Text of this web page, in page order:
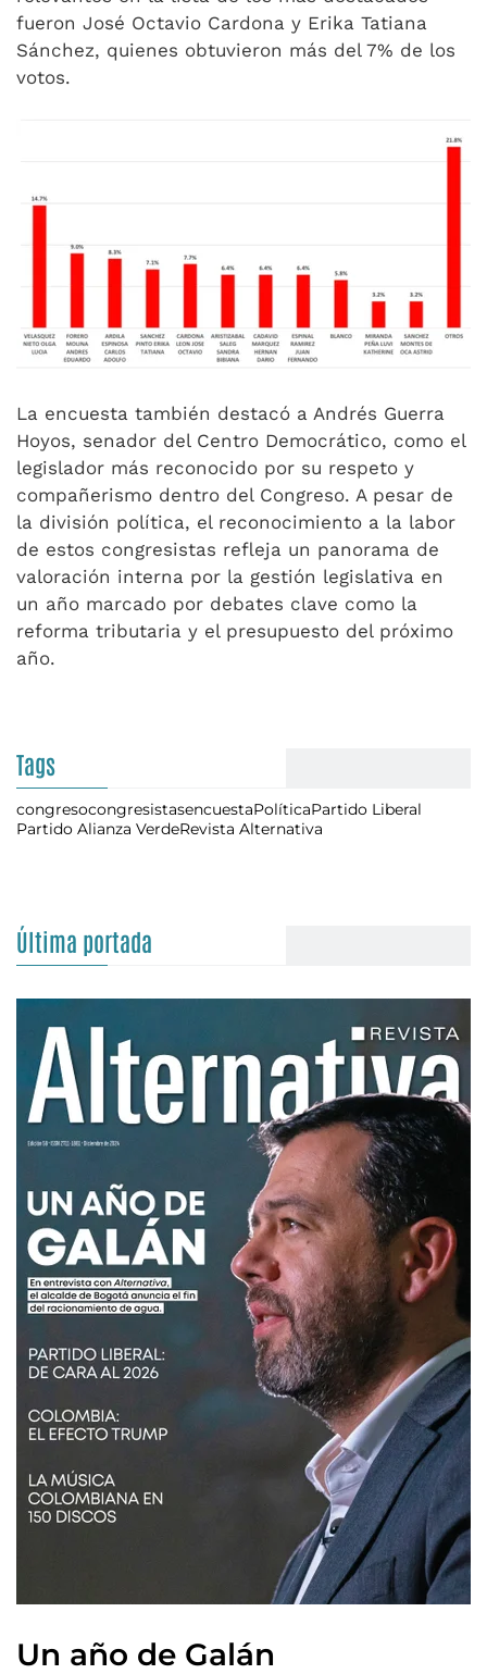
fueron José Octavio Cardona y Erika Tatiana
Sánchez, quienes obtuvieron más del 7% de los
votos.
La encuesta también destacó a Andrés Guerra
Hoyos, senador del Centro Democrático, como el
legislador más reconocido por su respeto y
compañerismo dentro del Congreso. A pesar de
la división política, el reconocimiento a la labor
de estos congresistas refleja un panorama de
valoración interna por la gestión legislativa en
un año marcado por debates clave como la
reforma tributaria y el presupuesto del próximo
año.
Tags
congresocongresistasencuestaPolíticaPartido Liberal
Partido Alianza VerdeRevista Alternativa
Última portada
Un año de Galán